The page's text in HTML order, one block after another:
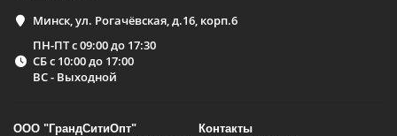
Минск, ул. Рогачёвская, д.16, корп.6
ПН-ПТ с 09:00 до 17:30
СБ с 10:00 до 17:00
ВС - Выходной
ООО "ГрандСитиОпт"
Контакты